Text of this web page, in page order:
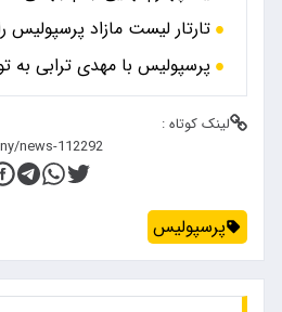
تارتار لیست مازاد پرسپولیس
پرسپولیس با مهدی ترابی به
لینک کوتاه :
پرسپولیس